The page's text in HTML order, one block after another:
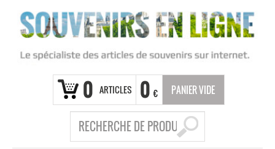
0 ARTICLES 0 € PANIER VIDE